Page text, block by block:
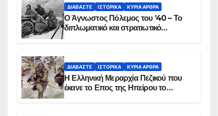
ΔΙΑΒΆΣΤΕ ΙΣΤΟΡΙΚΆ ΚΥΡΙΑ ΑΡΘΡΑ
Ο Άγνωστος Πόλεμος του ’40 – Το
διπλωματικό και στρατιωτικό
ΔΙΑΒΆΣΤΕ ΙΣΤΟΡΙΚΆ ΚΥΡΙΑ ΑΡΘΡΑ
Η Ελληνική Μεραρχία Πεζικού που
έκανε το Επος της Ηπείρου το